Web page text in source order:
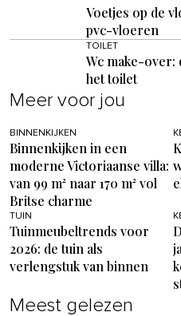
Voetjes op de
pvc-vloeren
TOILET
Wc make-over:
het toilet
Meer voor jou
BINNENKIJKEN
Binnenkijken in een
moderne Victoriaanse villa:
van 99 m² naar 170 m² vol
Britse charme
TUIN
Tuinmeubeltrends voor
2026: de tuin als
verlengstuk van binnen
Meest gelezen